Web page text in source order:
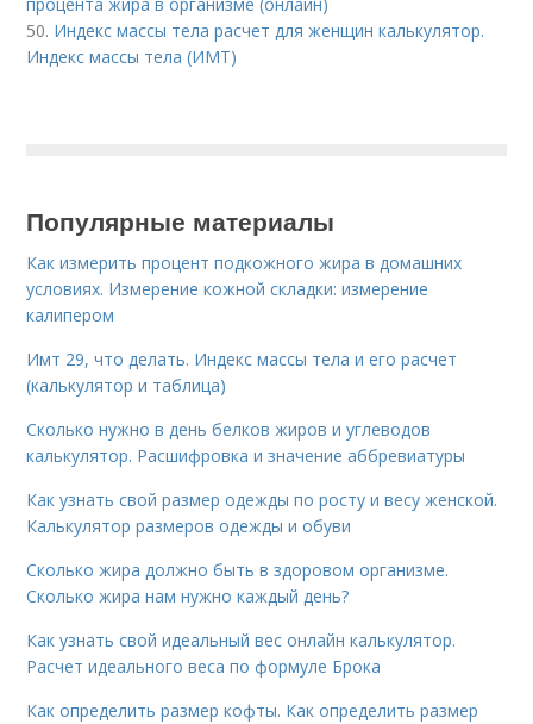
50. Индекс массы тела расчет для женщин калькулятор.
Индекс массы тела (ИМТ)
Популярные материалы
Как измерить процент подкожного жира в домашних
условиях. Измерение кожной складки: измерение
калипером
Имт 29, что делать. Индекс массы тела и его расчет
(калькулятор и таблица)
Сколько нужно в день белков жиров и углеводов
калькулятор. Расшифровка и значение аббревиатуры
Как узнать свой размер одежды по росту и весу женской.
Калькулятор размеров одежды и обуви
Сколько жира должно быть в здоровом организме.
Сколько жира нам нужно каждый день?
Как узнать свой идеальный вес онлайн калькулятор.
Расчет идеального веса по формуле Брока
Как определить размер кофты. Как определить размер